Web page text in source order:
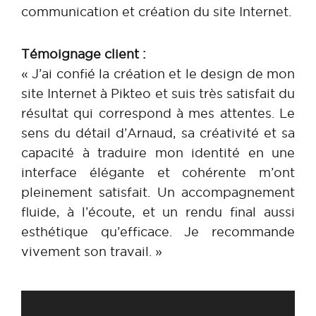
communication et création du site Internet.
Témoignage client :
« J’ai confié la création et le design de mon
site Internet à Pikteo et suis très satisfait du
résultat qui correspond à mes attentes. Le
sens du détail d’Arnaud, sa créativité et sa
capacité à traduire mon identité en une
interface élégante et cohérente m’ont
pleinement satisfait. Un accompagnement
fluide, à l’écoute, et un rendu final aussi
esthétique qu’efficace. Je recommande
vivement son travail. »